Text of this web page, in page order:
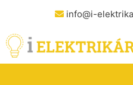
info@i-